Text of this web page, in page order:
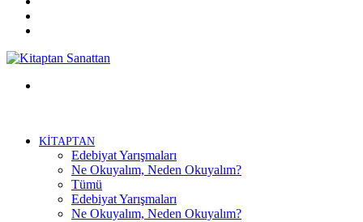
KİTAPTAN
Edebiyat Yarışmaları
Ne Okuyalım, Neden Okuyalım?
Tümü
Edebiyat Yarışmaları
Ne Okuyalım, Neden Okuyalım?